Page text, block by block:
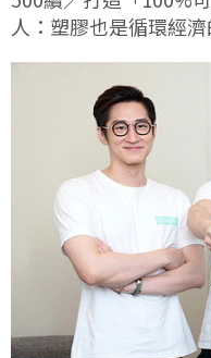
人：塑膠也是循環經